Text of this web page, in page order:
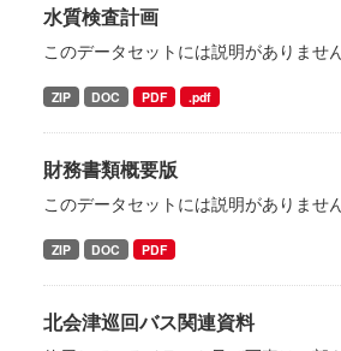
水質検査計画
このデータセットには説明がありませ
ZIP DOC PDF .pdf
財務書類概要版
このデータセットには説明がありませ
ZIP DOC PDF
北会津巡回バス関連資料